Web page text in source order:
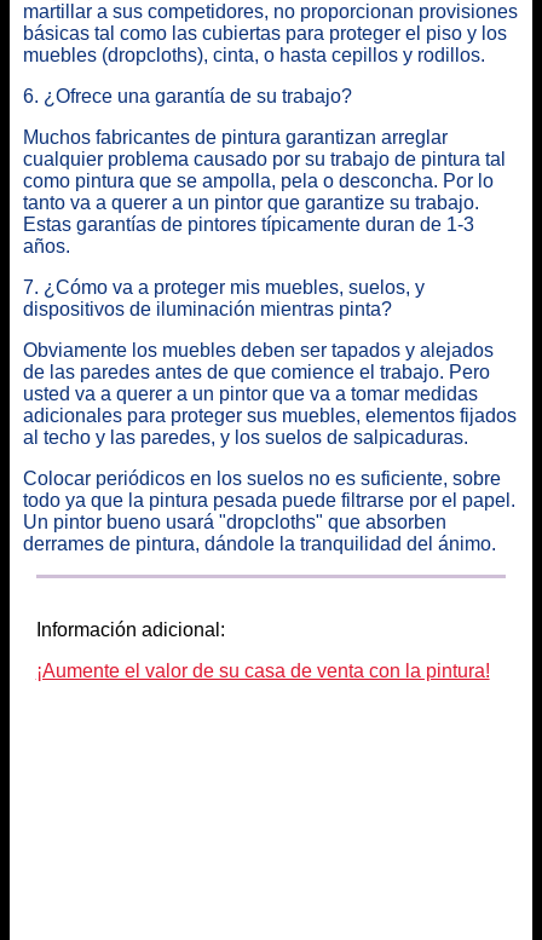
martillar a sus competidores, no proporcionan provisiones
básicas tal como las cubiertas para proteger el piso y los
muebles (dropcloths), cinta, o hasta cepillos y rodillos.
6. ¿Ofrece una garantía de su trabajo?
Muchos fabricantes de pintura garantizan arreglar
cualquier problema causado por su trabajo de pintura tal
como pintura que se ampolla, pela o desconcha. Por lo
tanto va a querer a un pintor que garantize su trabajo.
Estas garantías de pintores típicamente duran de 1-3
años.
7. ¿Cómo va a proteger mis muebles, suelos, y
dispositivos de iluminación mientras pinta?
Obviamente los muebles deben ser tapados y alejados
de las paredes antes de que comience el trabajo. Pero
usted va a querer a un pintor que va a tomar medidas
adicionales para proteger sus muebles, elementos fijados
al techo y las paredes, y los suelos de salpicaduras.
Colocar periódicos en los suelos no es suficiente, sobre
todo ya que la pintura pesada puede filtrarse por el papel.
Un pintor bueno usará "dropcloths" que absorben
derrames de pintura, dándole la tranquilidad del ánimo.
Información adicional:
¡Aumente el valor de su casa de venta con la pintura!